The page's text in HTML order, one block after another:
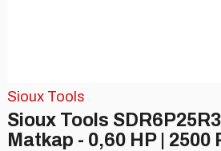
Sioux Tools
Sioux Tools
Matkap - 0,60 HP | 2500